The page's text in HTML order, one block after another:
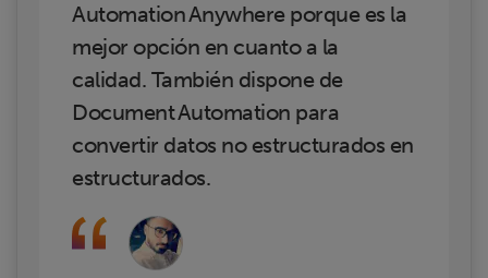
Automation Anywhere porque es la
mejor opción en cuanto a la
calidad. También dispone de
Document Automation para
convertir datos no estructurados en
estructurados.